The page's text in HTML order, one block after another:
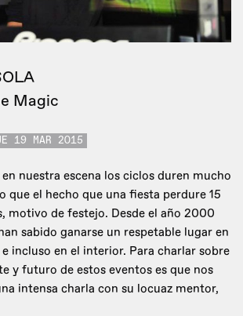
Magic
19 MAR 2015
nuestra escena los ciclos duren mucho
que el hecho que una fiesta perdure 15
motivo de festejo. Desde el año 2000
sabido ganarse un respetable lugar en
incluso en el interior. Para charlar sobre
y futuro de estos eventos es que nos
intensa charla con su locuaz mentor,